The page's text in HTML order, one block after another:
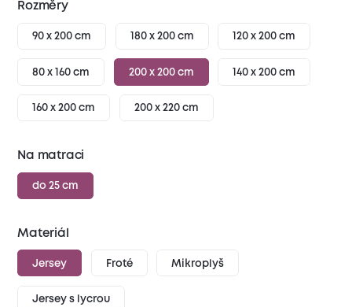
Rozměry
90 x 200 cm 180 x 200 cm 120 x 200 cm
80 x 160 cm 200 x 200 cm 140 x 200 cm
160 x 200 cm 200 x 220 cm
Na matraci
do 25 cm
Materiál
Jersey Froté Mikroplyš
Jersey s lycrou